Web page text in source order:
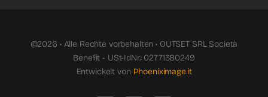
©2026 • Alle Rechte vorbehalten • OUTSET SRL Società
Benefit - USt-IdNr.: 02771380249
Entwickelt von Phoeniximage.it